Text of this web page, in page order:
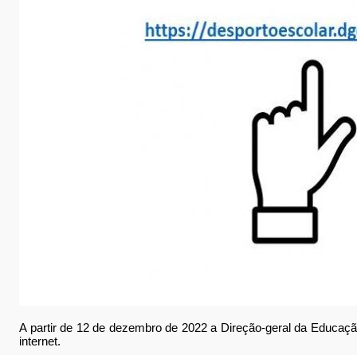
A partir de 12 de dezembro de 2022 a Direção-geral da
internet.